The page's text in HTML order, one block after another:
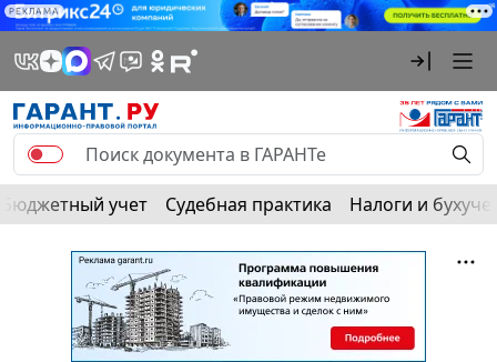
РЕКЛАМА
Бюджетный учет Судебная практика Налоги и